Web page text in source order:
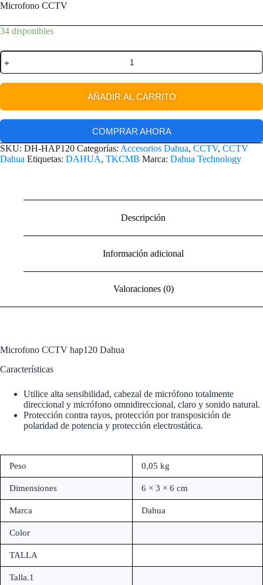
Microfono CCTV
34 disponibles
AÑADIR AL CARRITO
COMPRAR AHORA
SKU: DH-HAP120 Categorías: Accesorios Dahua, CCTV, CCTV
Dahua Etiquetas: DAHUA, TKCMB Marca: Dahua Technology
Descripción
Información adicional
Valoraciones (0)
Microfono CCTV hap120 Dahua
Características
Utilice alta sensibilidad, cabezal de micrófono totalmente
direccional y micrófono omnidireccional, claro y sonido natural.
Protección contra rayos, protección por transposición de
polaridad de potencia y protección electrostática.
Peso 0,05 kg
Dimensiones 6 × 3 × 6 cm
Marca Dahua
Color
TALLA
Talla.1